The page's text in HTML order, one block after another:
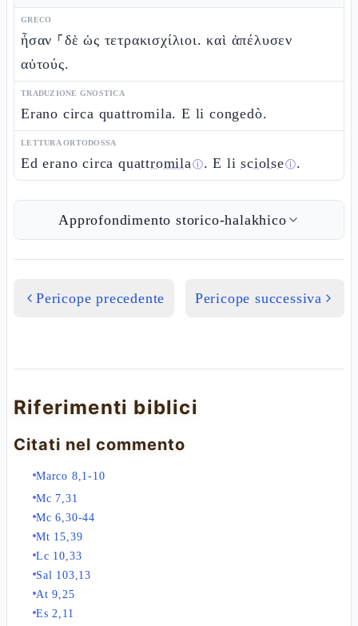
GRECO
ἦσαν ⸀δὲ ὡς τετρακισχίλιοι. καὶ ἀπέλυσεν
αὐτούς.
TRADUZIONE GNOSTICA
Erano circa quattromila. E li congedò.
LETTURA ORTODOSSA
Ed erano circaquattromilaⓘ. E lisciolseⓘ.
Approfondimento storico-halakhico
Pericope precedente Pericope successiva
Riferimenti biblici
Citati nel commento
Marco 8,1-10
Mc 7,31
Mc 6,30-44
Mt 15,39
Lc 10,33
Sal 103,13
At 9,25
Es 2,11